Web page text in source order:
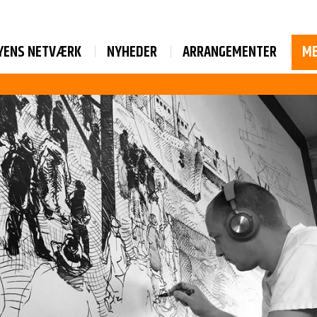
NETVÆRK NYHEDER ARRANGEMENTER